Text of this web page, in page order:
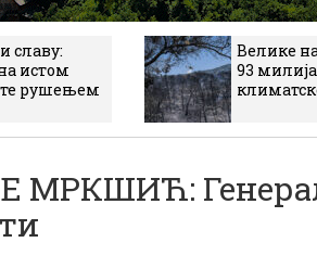
славу:
истом
рушењем
Велике
93